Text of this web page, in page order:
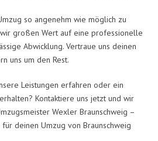
so angenehm wie möglich zu
großen Wert auf eine professionelle
Abwicklung. Vertraue uns deinen
uns um den Rest.
Leistungen erfahren oder ein
Kontaktiere uns jetzt und wir
Wexler Braunschweig –
deinen Umzug von Braunschweig